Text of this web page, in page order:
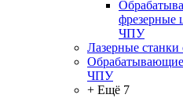
фрезерные
ЧПУ
Лазерные
ЧПУ
+ Ещё 7